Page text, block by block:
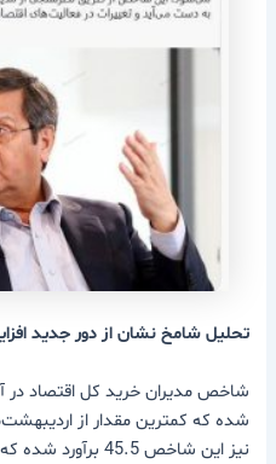
تحلیل شامخ نشان از دور جدید
شده که کمترین مقدار از
نیز این شاخص 45.5